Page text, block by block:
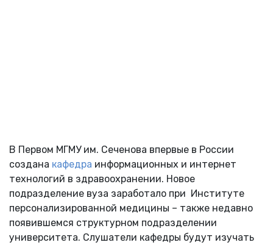
В Первом МГМУ им. Сеченова впервые в России
создана кафедра информационных и интернет
технологий в здравоохранении. Новое
подразделение вуза заработало при Институте
персонализированной медицины – также недавно
появившемся структурном подразделении
университета. Слушатели кафедры будут изучать